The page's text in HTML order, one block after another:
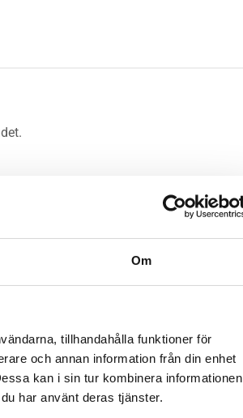
Om
tillhandahålla funktioner för
och annan information från din enhet
kan i sin tur kombinera informationen
har använt deras tjänster.